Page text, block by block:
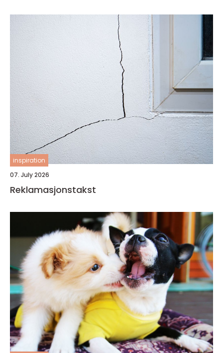
inspiration
07. July 2026
Reklamasjonstakst